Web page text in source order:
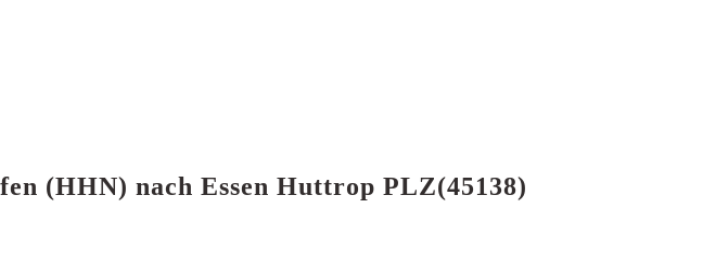
(HHN) nach Essen Huttrop PLZ(45138)